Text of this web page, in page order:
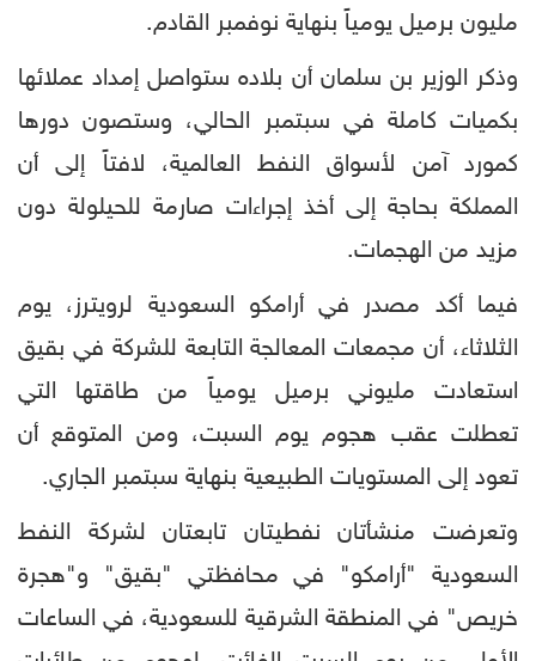
مليون برميل يومياً بنهاية نوفمبر القادم.
وذكر الوزير بن سلمان أن بلاده ستواصل إمداد عملائها
بكميات كاملة في سبتمبر الحالي، وستصون دورها
كمورد آمن لأسواق النفط العالمية، لافتاً إلى أن
المملكة بحاجة إلى أخذ إجراءات صارمة للحيلولة دون
مزيد من الهجمات.
فيما أكد مصدر في أرامكو السعودية لرويترز، يوم
الثلاثاء، أن مجمعات المعالجة التابعة للشركة في بقيق
استعادت مليوني برميل يومياً من طاقتها التي
تعطلت عقب هجوم يوم السبت، ومن المتوقع أن
تعود إلى المستويات الطبيعية بنهاية سبتمبر الجاري.
وتعرضت منشأتان نفطيتان تابعتان لشركة النفط
السعودية "أرامكو" في محافظتي "بقيق" و"هجرة
خريص" في المنطقة الشرقية للسعودية، في الساعات